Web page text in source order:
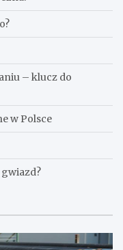
– klucz do
w Polsce